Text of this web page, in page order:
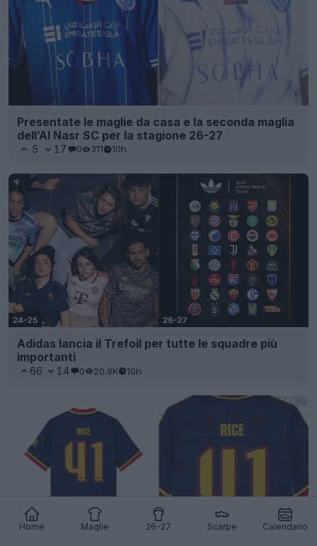
Home Maglie 26-27 Scarpe Calendario
Presentate le maglie da casa e la seconda maglia
dell’Al Nasr SC per la stagione 26-27
5 17 0 311 10h
Adidas lancia il Trefoil per tutte le squadre più
importanti
66 14 0 20.9K 10h